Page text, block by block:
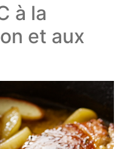
à la
et aux